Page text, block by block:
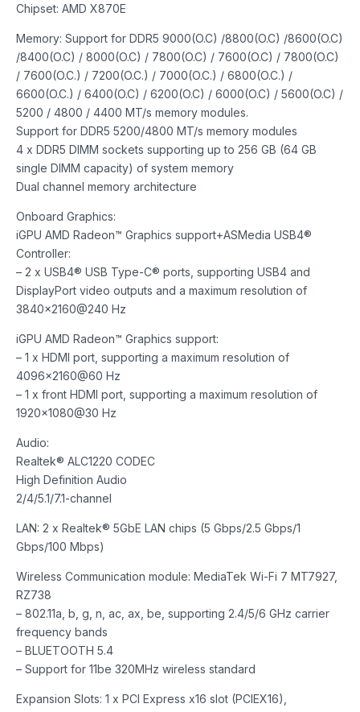
количина
Chipset: AMD X870E
Memory: Support for DDR5 9000(O.C) /8800(O.C) /8600(O.C)
/8400(O.C) / 8000(O.C) / 7800(O.C) / 7600(O.C) / 7800(O.C)
/ 7600(O.C.) / 7200(O.C.) / 7000(O.C.) / 6800(O.C.) /
6600(O.C.) / 6400(O.C) / 6200(O.C) / 6000(O.C) / 5600(O.C) /
5200 / 4800 / 4400 MT/s memory modules.
Support for DDR5 5200/4800 MT/s memory modules
4 x DDR5 DIMM sockets supporting up to 256 GB (64 GB
single DIMM capacity) of system memory
Dual channel memory architecture
Onboard Graphics:
iGPU AMD Radeon™ Graphics support+ASMedia USB4®
Controller:
– 2 x USB4® USB Type-C® ports, supporting USB4 and
DisplayPort video outputs and a maximum resolution of
3840×2160@240 Hz
iGPU AMD Radeon™ Graphics support:
– 1 x HDMI port, supporting a maximum resolution of
4096×2160@60 Hz
– 1 x front HDMI port, supporting a maximum resolution of
1920×1080@30 Hz
Audio:
Realtek® ALC1220 CODEC
High Definition Audio
2/4/5.1/7.1-channel
LAN: 2 x Realtek® 5GbE LAN chips (5 Gbps/2.5 Gbps/1
Gbps/100 Mbps)
Wireless Communication module: MediaTek Wi-Fi 7 MT7927,
RZ738
– 802.11a, b, g, n, ac, ax, be, supporting 2.4/5/6 GHz carrier
frequency bands
– BLUETOOTH 5.4
– Support for 11be 320MHz wireless standard
Expansion Slots: 1 x PCI Express x16 slot (PCIEX16),